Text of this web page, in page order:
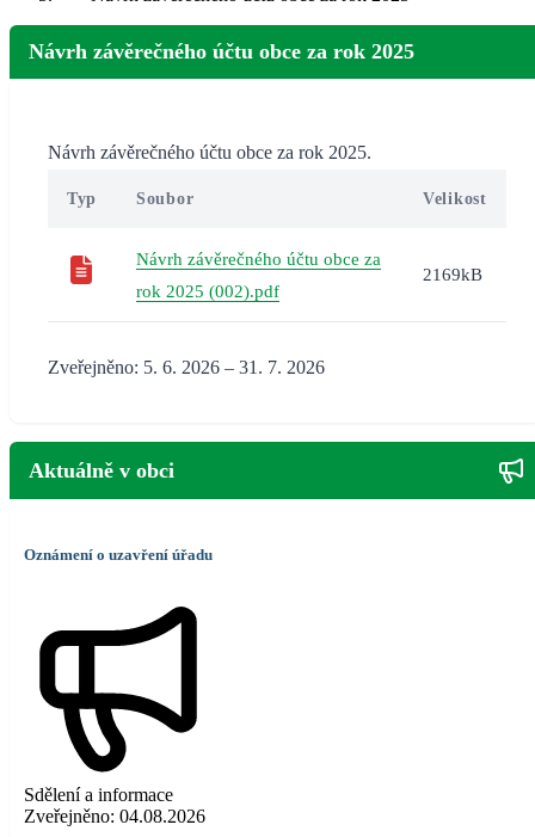
Návrh závěrečného účtu obce za rok 2025
Návrh závěrečného účtu obce za rok 2025.
Typ Soubor Velikost
Návrh závěrečného účtu obce za
rok 2025 (002).pdf
2169kB
Zveřejněno: 5. 6. 2026 – 31. 7. 2026
Aktuálně v obci
Oznámení o uzavření úřadu
Sdělení a informace
Zveřejněno: 04.08.2026